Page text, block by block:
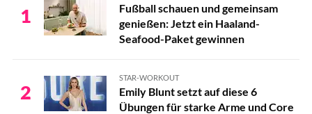
1
Fußball schauen und gemeinsam
genießen: Jetzt ein Haaland-
Seafood-Paket gewinnen
2
STAR-WORKOUT
Emily Blunt setzt auf diese 6
Übungen für starke Arme und Core